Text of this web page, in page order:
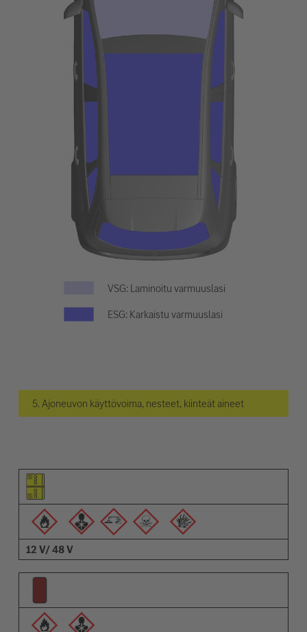
VSG: Laminoitu varmuuslasi
ESG: Karkaistu varmuuslasi
5. Ajoneuvon käyttövoima, nesteet, kiinteät aineet
Elementin kuvamerkki
Varoitusten kuvamerkit
Nimi
12 V/ 48 V